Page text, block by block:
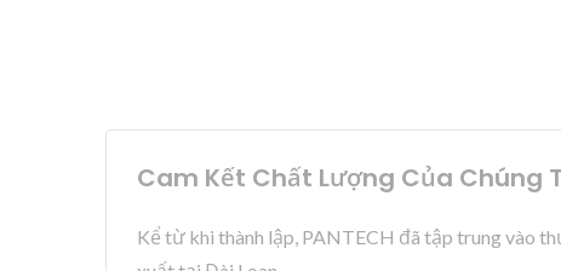
Cam Kết Chất Lượng Của Chúng
Kể từ khi thành lập, PANTECH đã tập trung vào